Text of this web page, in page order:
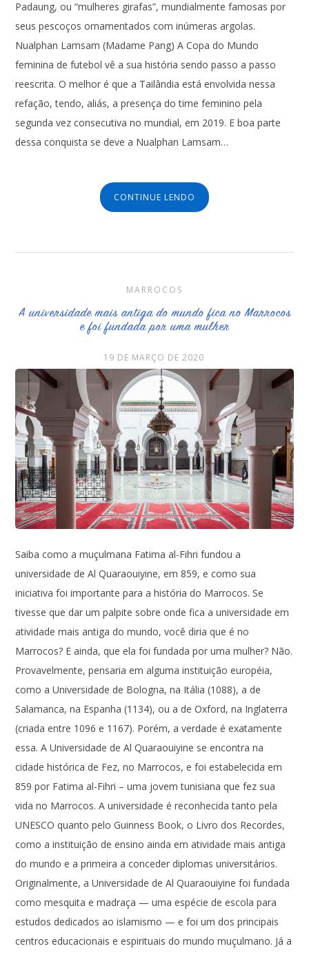
Padaung, ou “mulheres girafas”, mundialmente famosas por
seus pescoços ornamentados com inúmeras argolas.
Nualphan Lamsam (Madame Pang) A Copa do Mundo
feminina de futebol vê a sua história sendo passo a passo
reescrita. O melhor é que a Tailândia está envolvida nessa
refação, tendo, aliás, a presença do time feminino pela
segunda vez consecutiva no mundial, em 2019. E boa parte
dessa conquista se deve a Nualphan Lamsam…
CONTINUE LENDO
MARROCOS
A universidade mais antiga do mundo fica no Marrocos
e foi fundada por uma mulher
19 DE MARÇO DE 2020
Saiba como a muçulmana Fatima al-Fihri fundou a
universidade de Al Quaraouiyine, em 859, e como sua
iniciativa foi importante para a história do Marrocos. Se
tivesse que dar um palpite sobre onde fica a universidade em
atividade mais antiga do mundo, você diria que é no
Marrocos? E ainda, que ela foi fundada por uma mulher? Não.
Provavelmente, pensaria em alguma instituição européia,
como a Universidade de Bologna, na Itália (1088), a de
Salamanca, na Espanha (1134), ou a de Oxford, na Inglaterra
(criada entre 1096 e 1167). Porém, a verdade é exatamente
essa. A Universidade de Al Quaraouiyine se encontra na
cidade histórica de Fez, no Marrocos, e foi estabelecida em
859 por Fatima al-Fihri – uma jovem tunisiana que fez sua
vida no Marrocos. A universidade é reconhecida tanto pela
UNESCO quanto pelo Guinness Book, o Livro dos Recordes,
como a instituição de ensino ainda em atividade mais antiga
do mundo e a primeira a conceder diplomas universitários.
Originalmente, a Universidade de Al Quaraouiyine foi fundada
como mesquita e madraça — uma espécie de escola para
estudos dedicados ao islamismo — e foi um dos principais
centros educacionais e espirituais do mundo muçulmano. Já a